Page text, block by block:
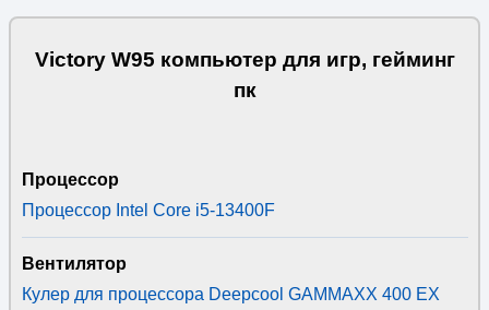
Victory W95 компьютер для игр, гейминг
пк
Процессор
Процессор Intel Core i5-13400F
Вентилятор
Кулер для процессора Deepcool GAMMAXX 400 EX